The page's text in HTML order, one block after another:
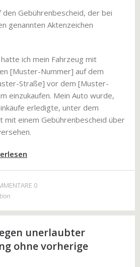
den Gebührenbescheid, der bei
genannten Aktenzeichen
ich mein Fahrzeug mit
[Muster-Nummer] auf dem
Straße] vor dem [Muster-
einzukaufen. Mein Auto wurde,
erledigte, unter dem
mit einem Gebührenbescheid über
0
unerlaubter
ohne vorherige